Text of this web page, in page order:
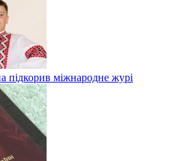
підкорив міжнародне журі